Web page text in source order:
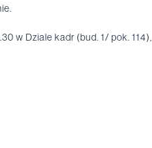
w Dziale kadr (bud. 1/ pok. 114),